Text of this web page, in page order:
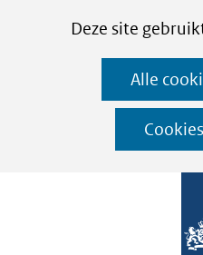
CookiesDeze site
Alle